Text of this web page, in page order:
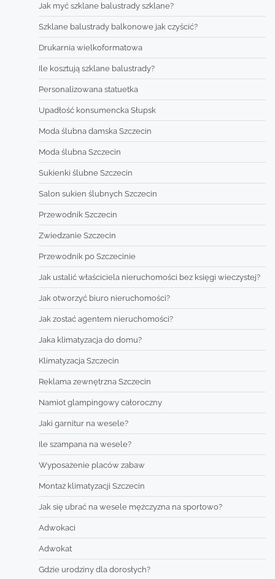
Jak myć szklane balustrady szklane?
Szklane balustrady balkonowe jak czyścić?
Drukarnia wielkoformatowa
Ile kosztują szklane balustrady?
Personalizowana statuetka
Upadłość konsumencka Słupsk
Moda ślubna damska Szczecin
Moda ślubna Szczecin
Sukienki ślubne Szczecin
Salon sukien ślubnych Szczecin
Przewodnik Szczecin
Zwiedzanie Szczecin
Przewodnik po Szczecinie
Jak ustalić właściciela nieruchomości bez księgi wieczystej?
Jak otworzyć biuro nieruchomości?
Jak zostać agentem nieruchomości?
Jaka klimatyzacja do domu?
Klimatyzacja Szczecin
Reklama zewnętrzna Szczecin
Namiot glampingowy całoroczny
Jaki garnitur na wesele?
Ile szampana na wesele?
Wyposażenie placów zabaw
Montaż klimatyzacji Szczecin
Jak się ubrać na wesele mężczyzna na sportowo?
Adwokaci
Adwokat
Gdzie urodziny dla dorosłych?